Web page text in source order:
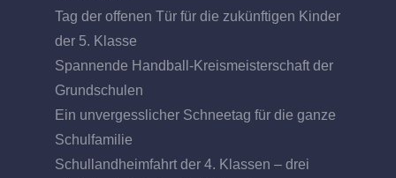
Tag der offenen Tür für die zukünftigen Kinder
der 5. Klasse
Spannende Handball-Kreismeisterschaft der
Grundschulen
Ein unvergesslicher Schneetag für die ganze
Schulfamilie
Schullandheimfahrt der 4. Klassen – drei